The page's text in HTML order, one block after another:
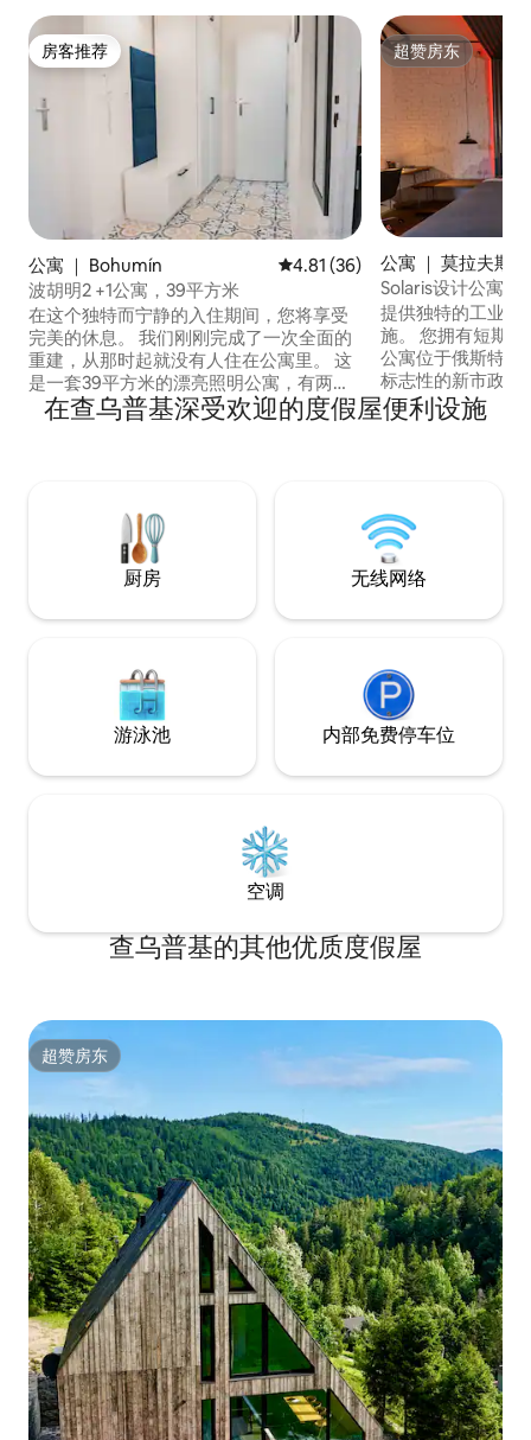
房客推荐
房客推荐
公寓 ｜ Bohumín 平均评分 4.81 分（满分 5 分）
4.81 (36)
波胡明2 +1公寓，39平方米
在这个独特而宁静的入住期间，您将享受
完美的休息。 我们刚刚完成了一次全面的
重建，从那时起就没有人住在公寓里。 这
是一套39平方米的漂亮照明公寓，有两个
房间、卫生间、厨房和走廊。 有一间客
厅、一卧一室、一间独立的厨房和一个与
载Mbps Ping 14ms
超赞房东
超赞房东
公寓 ｜ 莫拉夫斯
普日沃兹
Solaris设计公寓
提供独特的工业室
施。 您拥有短期
公寓位于俄斯特拉
标志性的新市政厅
tower ）仅有两个
钟即可抵达传奇的
permonik。
在查乌普基深受欢迎的度假屋便利设施
厨房 无线网络
游泳池 内部免费停车位
空调
查乌普基的其他优质度假屋
超赞房东
超赞房东